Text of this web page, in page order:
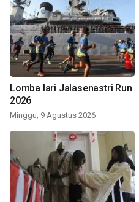
Lomba lari Jalasenastri Run
2026
Minggu, 9 Agustus 2026